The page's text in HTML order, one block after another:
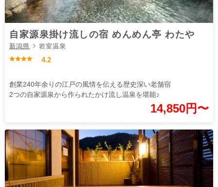
自家源泉掛け流しの宿 めんめん亭 わたや
新潟県 岩室温泉
4.2
創業240年余りの江戸の風情を伝える歴史深い老舗宿
2つの自家源泉から作られたかけ流し温泉を堪能♪
14,850円〜